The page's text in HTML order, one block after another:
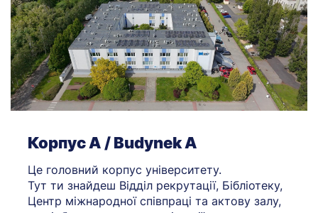
Корпус A / Budynek A
Це головний корпус університету.
Тут ти знайдеш Відділ рекрутації, Бібліотеку,
Центр міжнародної співпраці та актову залу,